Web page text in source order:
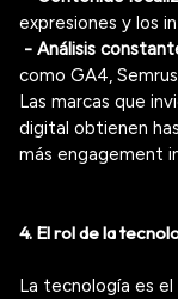
expresiones y los
- Análisis
como GA4,
Las marcas que
digital obtienen
más engagement
4. El rol de la
La tecnología es